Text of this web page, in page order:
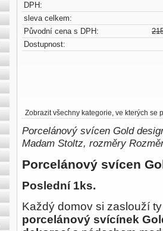
DPH:
sleva celkem:
Původní cena s DPH:
Dostupnost:
Zobrazit všechny kategorie, ve kterých se
Porcelánový svícen Gold
Madam Stoltz, rozměry
Porcelánový svícen
Poslední 1ks.
Každý domov si zaslouží
porcelánový svícínek